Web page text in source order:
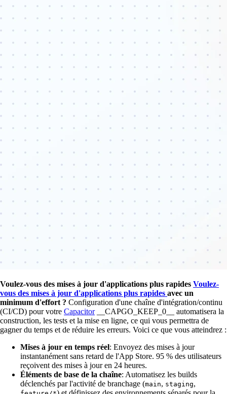
Voulez-vous des mises à jour d'applications plus rapides Voulez-
vous des mises à jour d'applications plus rapides avec un
minimum d'effort ? Configuration d'une chaîne d'intégration/continu
(CI/CD) pour votre Capacitor__CAPGO_KEEP_0__ automatisera la
construction, les tests et la mise en ligne, ce qui vous permettra de
gagner du temps et de réduire les erreurs. Voici ce que vous atteindrez :
Mises à jour en temps réel: Envoyez des mises à jour
instantanément sans retard de l'App Store. 95 % des utilisateurs
reçoivent des mises à jour en 24 heures.
Éléments de base de la chaîne: Automatisez les builds
déclenchés par l'activité de branchage (main, staging,